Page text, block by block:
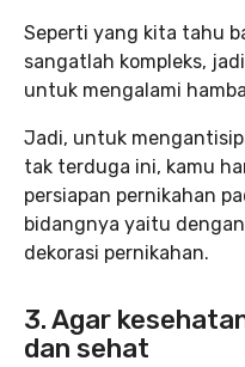
Seperti yang kita tahu
sangatlah kompleks,
untuk mengalami
Jadi, untuk
tak terduga ini, kamu
persiapan pernikahan
bidangnya yaitu
dekorasi pernikahan.
3. Agar
dan sehat